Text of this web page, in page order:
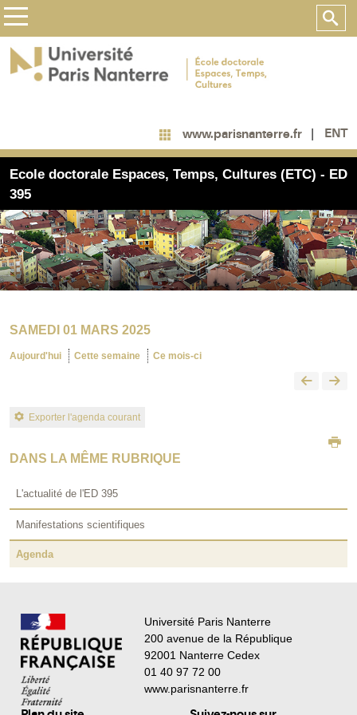
www.parisnanterre.fr ENT
Ecole doctorale Espaces, Temps, Cultures (ETC) - ED
395
SAMEDI 01 MARS 2025
Aujourd'hui Cette semaine Ce mois-ci
Exporter l'agenda courant
DANS LA MÊME RUBRIQUE
L'actualité de l'ED 395
Manifestations scientifiques
Agenda
Université Paris Nanterre
200 avenue de la République
92001 Nanterre Cedex
01 40 97 72 00
www.parisnanterre.fr